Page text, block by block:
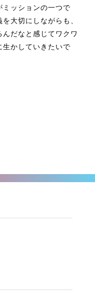
ッションの一つで
大切にしながらも、
だなと感じてワクワ
生かしていきたいで